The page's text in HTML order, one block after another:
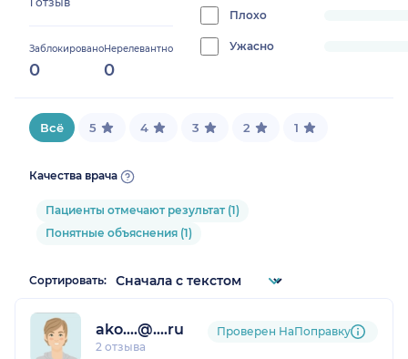
Заблокировано
0
Нерелевантно
0
0% Плохо
0%
Ужасно
progress:
Всё 5 4 3 2 1
Качества врача
Пациенты отмечают результат (1)
Понятные объяснения (1)
Сортировать:
ako....@....ru
2 отзыва
Проверен НаПоправку